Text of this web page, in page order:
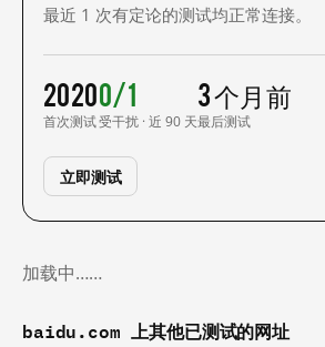
最近 1 次有定论的测试均正常连接。
2020
首次测试
0/1
受干扰 · 近 90 天
3 个月前
最后测试
立即测试
加载中……
baidu.com 上其他已测试的网址